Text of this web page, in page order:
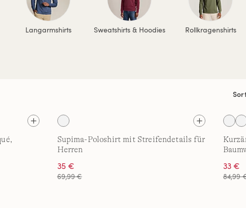
Langarmshirts Sweatshirts & Hoodies Rollkragenshirts
Supima-Poloshirt mit Streifendetails für
Herren
35 €
69,99 €
33 €
84,99